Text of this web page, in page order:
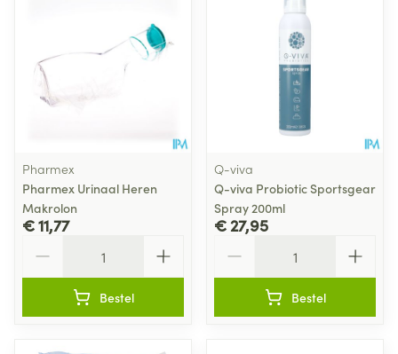
Pharmex
Pharmex Urinaal Heren
Makrolon
€ 11,77
Bestel
Q-viva
Q-viva Probiotic Sportsgear
Spray 200ml
€ 27,95
Bestel